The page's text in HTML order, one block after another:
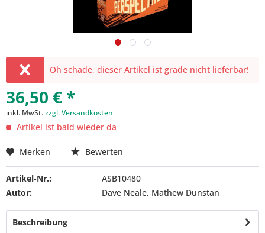
Oh schade, dieser Artikel ist grade nicht lieferbar!
36,50 € *
inkl. MwSt.zzgl. Versandkosten
Artikel ist bald wieder da
Merken Bewerten
Artikel-Nr.:
ASB10480
Autor:
Dave Neale, Mathew Dunstan
Beschreibung